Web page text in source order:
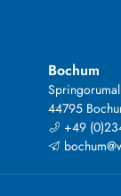
Bochum
44795
+49